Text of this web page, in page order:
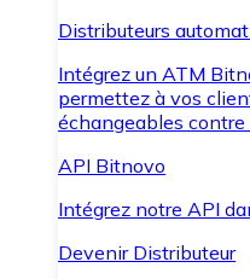
Distributeurs
Intégrez un ATM
permettez à vos
échangeables
API Bitnovo
Intégrez notre API
Devenir Distributeur